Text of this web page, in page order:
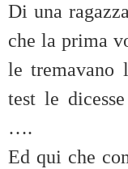
Di una
che la prima
le tremavano
test le
….
Ed qui che